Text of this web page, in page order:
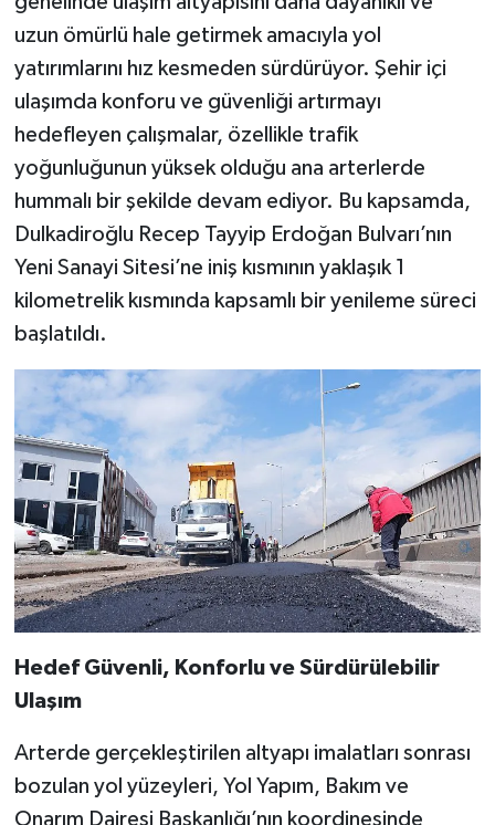
uzun ömürlü hale getirmek amacıyla yol
yatırımlarını hız kesmeden sürdürüyor. Şehir içi
ulaşımda konforu ve güvenliği artırmayı
hedefleyen çalışmalar, özellikle trafik
yoğunluğunun yüksek olduğu ana arterlerde
hummalı bir şekilde devam ediyor. Bu kapsamda,
Dulkadiroğlu Recep Tayyip Erdoğan Bulvarı’nın
Yeni Sanayi Sitesi’ne iniş kısmının yaklaşık 1
kilometrelik kısmında kapsamlı bir yenileme süreci
başlatıldı.
Hedef Güvenli, Konforlu ve Sürdürülebilir
Ulaşım
Arterde gerçekleştirilen altyapı imalatları sonrası
bozulan yol yüzeyleri, Yol Yapım, Bakım ve
Onarım Dairesi Başkanlığı’nın koordinesinde